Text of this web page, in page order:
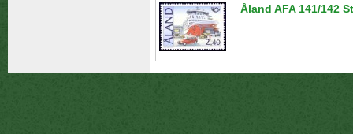
Åland AFA 141/142